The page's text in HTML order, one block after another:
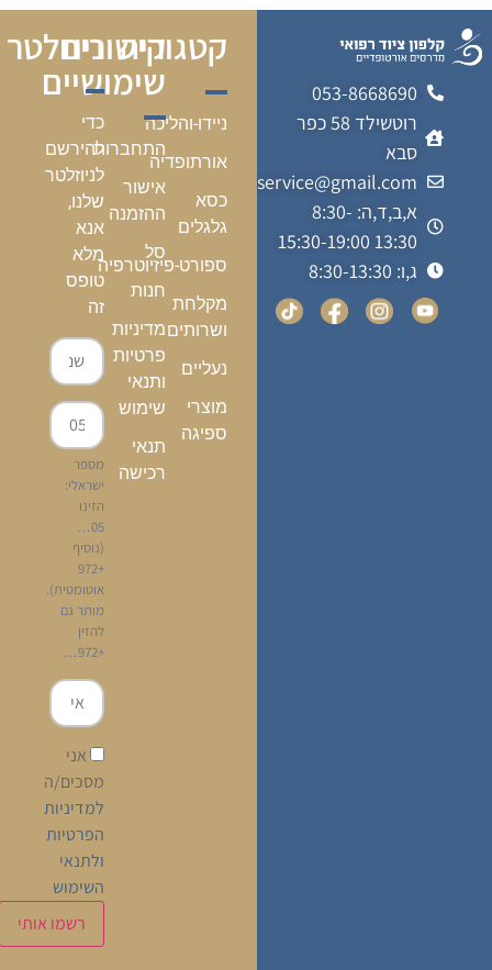
053-8668690
רוטשילד 58 כפר
סבא
kalfonmedicalservice@gmail.com
א,ב,ד,ה: 8:30-
13:30 15:30-19:00
ג,ו: 8:30-13:30
קטגוריה
ניידו-והליכה
אורתופדיה
כסא
גלגלים
ספורט-פיזיוטרפיה
מקלחת
ושרותים
נעליים
מוצרי
ספיגה
קישורים
שימושיים
התחברות
אישור
ההזמנה
סל
חנות
מדיניות
פרטיות
ותנאי
שימוש
תנאי
רכישה
ניוזלטר
כדי
להירשם
לניוזלטר
שלנו,
אנא
מלא
טופס
זה
מספר
ישראלי:
הזינו
05…
(נוסיף
+972
אוטומטית).
מותר גם
להזין
+972…
אני
מסכים/ה
למדיניות
הפרטיות
ולתנאי
השימוש